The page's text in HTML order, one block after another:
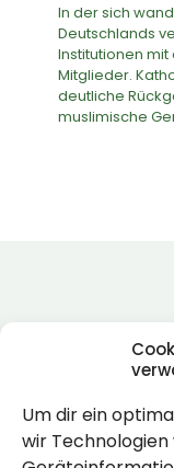
Um dir ein
wir Technologien
In der sich
Deutschlands
Institutionen
Mitglieder.
deutliche
muslimische
Rechtlich